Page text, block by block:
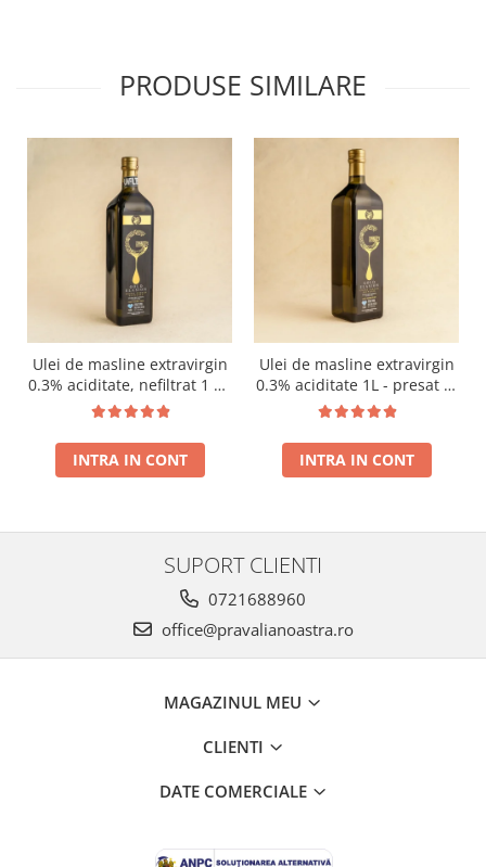
PRODUSE SIMILARE
Ulei de masline extravirgin
0.3% aciditate, nefiltrat 1 L -
presat la rece RECOLTA
INTRA IN CONT
Ulei de masline extravirgin
0.3% aciditate 1L - presat la
rece RECOLTA NOUA
INTRA IN CONT
SUPORT CLIENTI
0721688960
office@pravalianoastra.ro
MAGAZINUL MEU
CLIENTI
DATE COMERCIALE